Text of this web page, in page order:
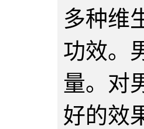
多种维
功效。
量。对
好的效